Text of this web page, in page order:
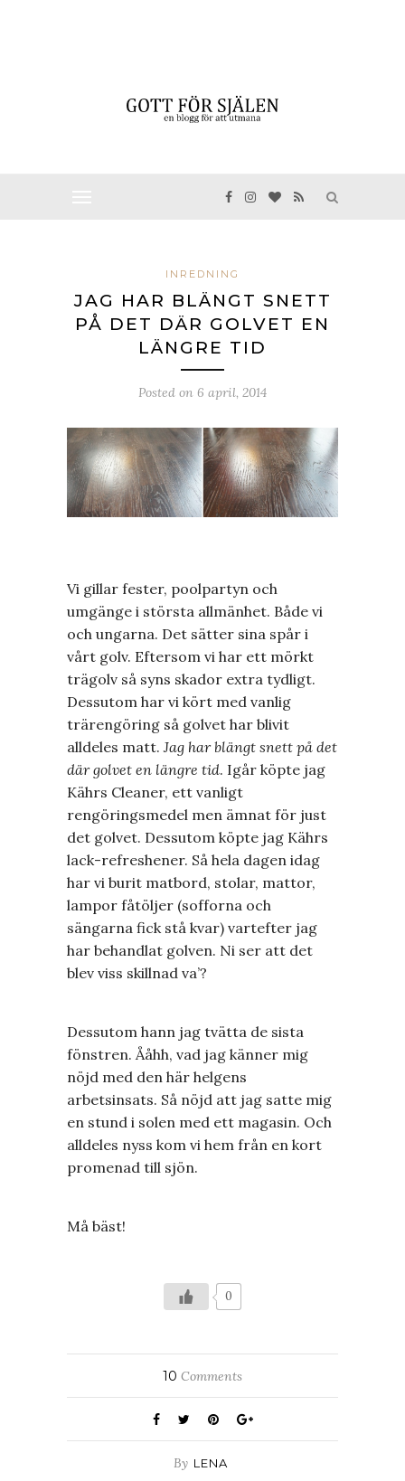
INREDNING
JAG HAR BLÄNGT SNETT
PÅ DET DÄR GOLVET EN
LÄNGRE TID
Posted on 6 april, 2014
Vi gillar fester, poolpartyn och
umgänge i största allmänhet. Både vi
och ungarna. Det sätter sina spår i
vårt golv. Eftersom vi har ett mörkt
trägolv så syns skador extra tydligt.
Dessutom har vi kört med vanlig
trärengöring så golvet har blivit
alldeles matt. Jag har blängt snett på det
där golvet en längre tid. Igår köpte jag
Kährs Cleaner, ett vanligt
rengöringsmedel men ämnat för just
det golvet. Dessutom köpte jag Kährs
lack-refreshener. Så hela dagen idag
har vi burit matbord, stolar, mattor,
lampor fåtöljer (sofforna och
sängarna fick stå kvar) vartefter jag
har behandlat golven. Ni ser att det
blev viss skillnad va’?
Dessutom hann jag tvätta de sista
fönstren. Ååhh, vad jag känner mig
nöjd med den här helgens
arbetsinsats. Så nöjd att jag satte mig
en stund i solen med ett magasin. Och
alldeles nyss kom vi hem från en kort
promenad till sjön.
Må bäst!
0
10 Comments
By LENA